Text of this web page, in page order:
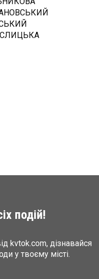
подій!
kvtok.com, дізнавайся
у твоєму місті.